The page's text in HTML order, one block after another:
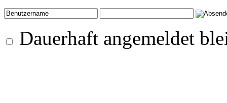
Dauerhaft angemeldet